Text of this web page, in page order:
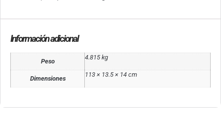
Información adicional
Peso
4.815 kg
Dimensiones
113 × 13.5 × 14 cm